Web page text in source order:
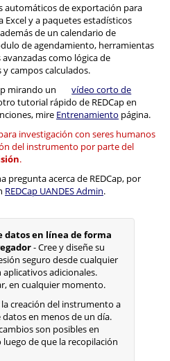
automáticos de exportación para
y a paquetes estadísticos
además de un calendario de
de agendamiento, herramientas
como lógica de
campos calculados.
mirando un
vídeo corto de
tutorial rápido de REDCap en
mire Entrenamiento página.
investigación con seres humanos
del instrumento por parte del
.
pregunta acerca de REDCap, por
REDCap UANDES Admin.
datos en línea de forma
- Cree y diseñe su
seguro desde cualquier
adicionales.
en cualquier momento.
la creación del instrumento a
en menos de un día.
son posibles en
de que la recopilación